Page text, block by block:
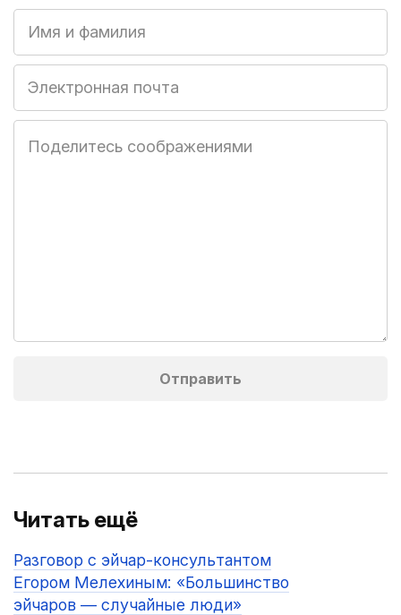
Читать ещё
Разговор с эйчар-консультантом
Егором Мелехиным: «Большинство
эйчаров — случайные люди»